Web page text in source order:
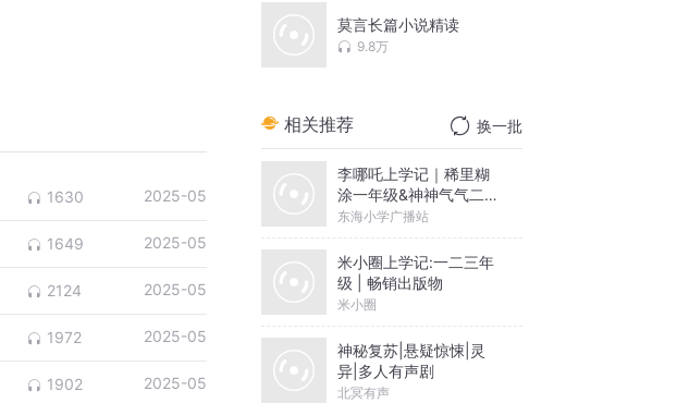
1630 2025-05
1649 2025-05
2124 2025-05
1972 2025-05
1902 2025-05
莫言长篇小说精读
9.8万
相关推荐 换一批
李哪吒上学记｜稀里糊
涂一年级&神神气气二年
级
东海小学广播站
米小圈上学记:一二三年
级 | 畅销出版物
米小圈
神秘复苏|悬疑惊悚|灵
异|多人有声剧
北冥有声